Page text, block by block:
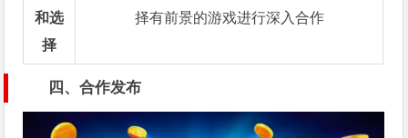
和选
择
择有前景的游戏进行深入合作
四、合作发布